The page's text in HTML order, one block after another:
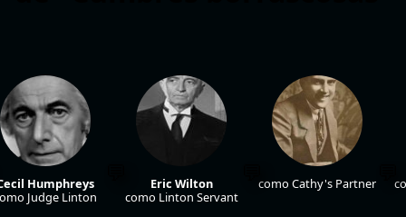
Humphreys
Judge Linton
Eric Wilton
como Linton Servant
como Cathy's Partner